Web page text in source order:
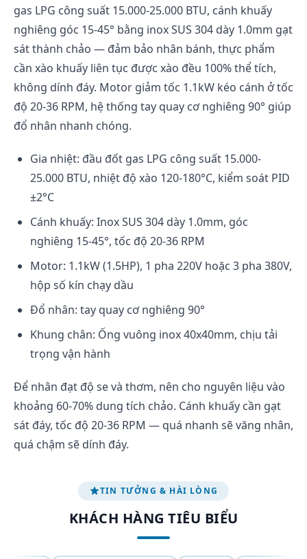
gas LPG công suất 15.000-25.000 BTU, cánh khuấy
nghiêng góc 15-45° bằng inox SUS 304 dày 1.0mm gạt
sát thành chảo — đảm bảo nhân bánh, thực phẩm
cần xào khuấy liên tục được xào đều 100% thể tích,
không dính đáy. Motor giảm tốc 1.1kW kéo cánh ở tốc
độ 20-36 RPM, hệ thống tay quay cơ nghiêng 90° giúp
đổ nhân nhanh chóng.
Gia nhiệt: đầu đốt gas LPG công suất 15.000-
25.000 BTU, nhiệt độ xào 120-180°C, kiểm soát PID
±2°C
Cánh khuấy: Inox SUS 304 dày 1.0mm, góc
nghiêng 15-45°, tốc độ 20-36 RPM
Motor: 1.1kW (1.5HP), 1 pha 220V hoặc 3 pha 380V,
hộp số kín chạy dầu
Đổ nhân: tay quay cơ nghiêng 90°
Khung chân: Ống vuông inox 40x40mm, chịu tải
trọng vận hành
Để nhân đạt độ se và thơm, nên cho nguyên liệu vào
khoảng 60-70% dung tích chảo. Cánh khuấy cần gạt
sát đáy, tốc độ 20-36 RPM — quá nhanh sẽ văng nhân,
quá chậm sẽ dính đáy.
TIN TƯỞNG & HÀI LÒNG
KHÁCH HÀNG TIÊU BIỂU